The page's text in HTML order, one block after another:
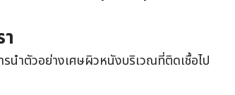
นำตัวอย่างเศษผิวหนังบริเวณที่ติดเชื้อไป